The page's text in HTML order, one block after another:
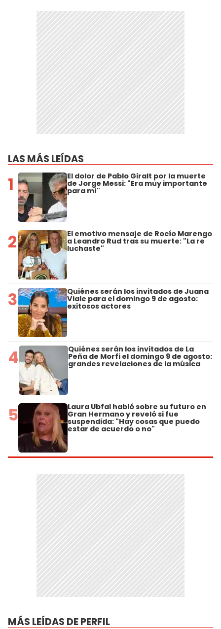
LAS MÁS LEÍDAS
1 El dolor de Pablo Giralt por la muerte
de Jorge Messi: "Era muy importante
para mí"
2 El emotivo mensaje de Rocío Marengo
a Leandro Rud tras su muerte: "La re
luchaste"
3 Quiénes serán los invitados de Juana
Viale para el domingo 9 de agosto:
exitosos actores
4 Quiénes serán los invitados de La
Peña de Morfi el domingo 9 de agosto:
grandes revelaciones de la música
5 Laura Ubfal habló sobre su futuro en
Gran Hermano y reveló si fue
suspendida: "Hay cosas que puedo
estar de acuerdo o no"
MÁS LEÍDAS DE PERFIL